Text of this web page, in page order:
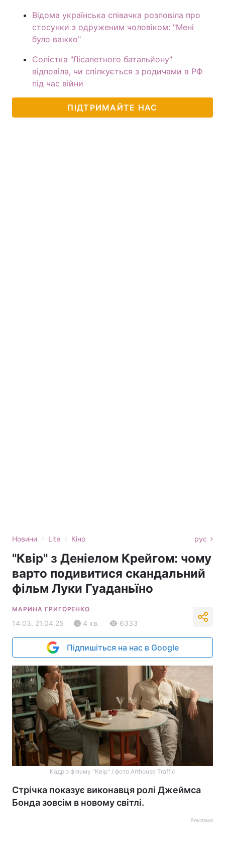
Відома українська співачка розповіла про
стосунки з одруженим чоловіком: "Мені
було важко"
Солістка "Лісапетного батальйону"
відповіла, чи спілкується з родичами в РФ
під час війни
ПІДТРИМАЙТЕ НАС
Новини › Lite › Кіно рус
"Квір" з Деніелом Крейгом: чому
варто подивитися скандальний
фільм Луки Гуаданьїно
МАРИНА ГРИГОРЕНКО
14:03, 21.04.25 4 хв. 6333
Підпишіться на нас в Google
Кадр з фільму "Квір" / фото Arthouse Traffic
Стрічка показує виконавця ролі Джеймса
Бонда зовсім в новому світлі.
Реклама